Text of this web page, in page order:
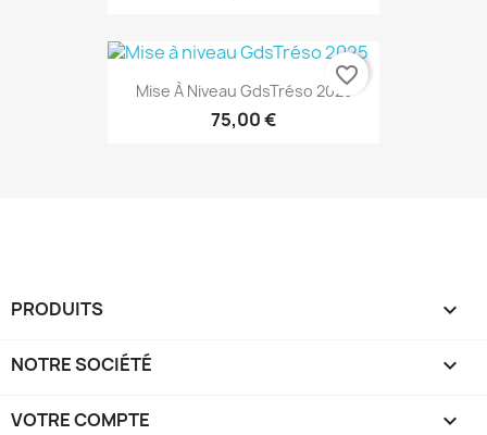
Mise À Niveau GdsTréso 2025
75,00 €
favorite_border
PRODUITS 
NOTRE SOCIÉTÉ 
VOTRE COMPTE 